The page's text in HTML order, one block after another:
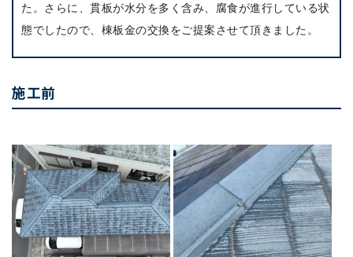
た。さらに、貫板が水分を多く含み、腐食が進行している状
態でしたので、棟板金の交換をご提案させて頂きました。
施工前